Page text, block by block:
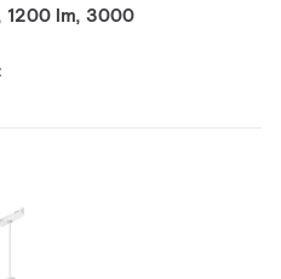
1200 lm, 3000